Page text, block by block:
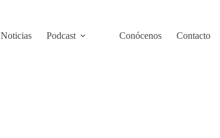
Noticias Podcast Conócenos Contacto